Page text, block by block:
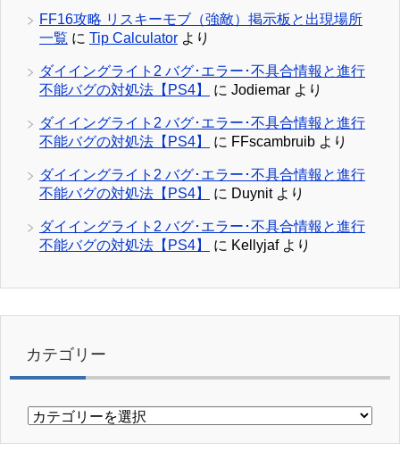
FF16攻略 リスキーモブ（強敵）掲示板と出現場所
一覧 に Tip Calculator より
ダイイングライト2 バグ･エラー･不具合情報と進行
不能バグの対処法【PS4】
に Jodiemar より
ダイイングライト2 バグ･エラー･不具合情報と進行
不能バグの対処法【PS4】
に FFscambruib より
ダイイングライト2 バグ･エラー･不具合情報と進行
不能バグの対処法【PS4】
に Duynitより
ダイイングライト2 バグ･エラー･不具合情報と進行
不能バグの対処法【PS4】
に Kellyjafより
カテゴリー
カ